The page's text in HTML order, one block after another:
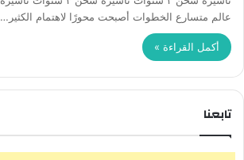
عالم متسارع الخطوات أصبحت محورًا لاهتمام الكثير…
أكمل القراءة »
تابعنا